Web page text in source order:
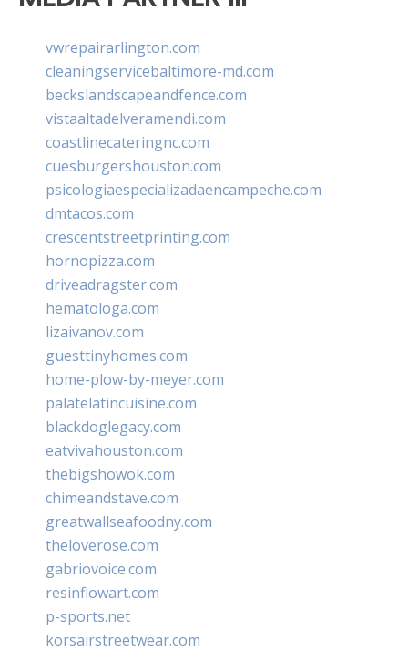
vwrepairarlington.com
cleaningservicebaltimore-md.com
beckslandscapeandfence.com
vistaaltadelveramendi.com
coastlinecateringnc.com
cuesburgershouston.com
psicologiaespecializadaencampeche.com
dmtacos.com
crescentstreetprinting.com
hornopizza.com
driveadragster.com
hematologa.com
lizaivanov.com
guesttinyhomes.com
home-plow-by-meyer.com
palatelatincuisine.com
blackdoglegacy.com
eatvivahouston.com
thebigshowok.com
chimeandstave.com
greatwallseafoodny.com
theloverose.com
gabriovoice.com
resinflowart.com
p-sports.net
korsairstreetwear.com